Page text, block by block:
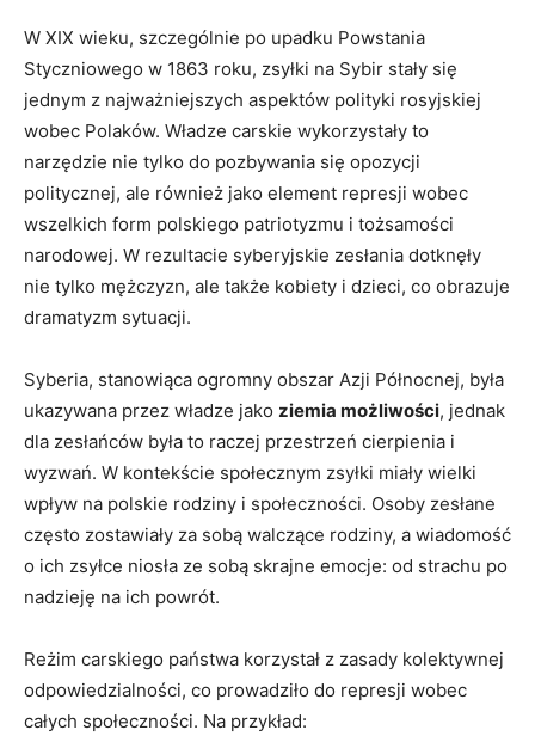
W XIX wieku, szczególnie po upadku Powstania
Styczniowego w 1863 roku,​ zsyłki na⁤ Sybir stały się
jednym z najważniejszych aspektów ​polityki ‍rosyjskiej
wobec‍ Polaków. Władze carskie⁤ wykorzystały ​to
narzędzie nie tylko ⁢do pozbywania się opozycji
politycznej, ale również jako⁣ element⁤ represji wobec
wszelkich form polskiego patriotyzmu i⁤ tożsamości
narodowej. W rezultacie syberyjskie zesłania dotknęły
nie tylko mężczyzn,‌ ale także kobiety i dzieci, co obrazuje
⁣dramatyzm sytuacji.
Syberia, stanowiąca ogromny‌ obszar Azji Północnej, była
ukazywana przez władze jako ziemia możliwości, ⁣jednak
dla zesłańców była to raczej przestrzeń cierpienia ‍i
wyzwań. W kontekście społecznym zsyłki miały wielki‍
wpływ na polskie rodziny i społeczności. Osoby zesłane
często zostawiały za sobą​ walczące rodziny,‍ a wiadomość​
o ich zsyłce niosła ze⁣ sobą skrajne emocje: od strachu ‌po
nadzieję na ich ​powrót.
Reżim carskiego państwa korzystał z ⁣zasady kolektywnej
⁣odpowiedzialności,​ co prowadziło ‍do‌ represji wobec
całych społeczności. Na ​przykład: